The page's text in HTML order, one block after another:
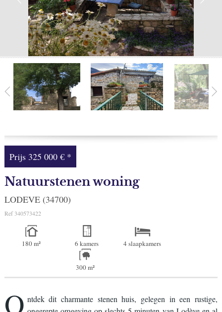
Facebook
Mijn selectie 0
Prijs325 000 € *
Natuurstenen woning
LODEVE (34700)
Ref 340573422
180 m² 6 kamers 4 slaapkamers
300 m²
O ntdek dit charmante stenen huis, gelegen in een rustige,